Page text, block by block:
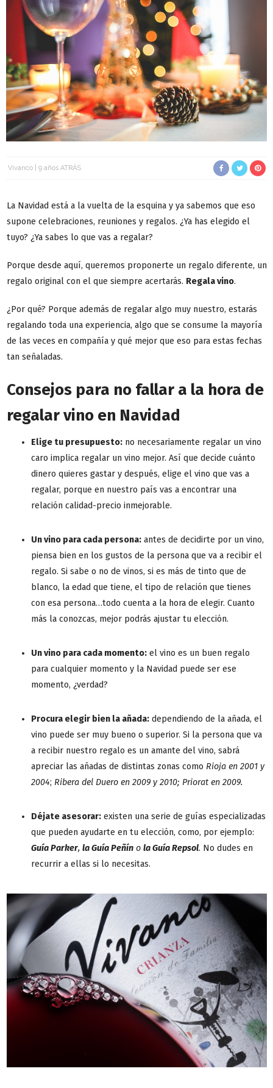
Vivanco 9 años ATRÁS
La Navidad está a la vuelta de la esquina y ya sabemos que eso
supone celebraciones, reuniones y regalos. ¿Ya has elegido el
tuyo? ¿Ya sabes lo que vas a regalar?
Porque desde aquí, queremos proponerte un regalo diferente, un
regalo original con el que siempre acertarás. Regala vino.
¿Por qué? Porque además de regalar algo muy nuestro, estarás
regalando toda una experiencia, algo que se consume la mayoría
de las veces en compañía y qué mejor que eso para estas fechas
tan señaladas.
Consejos para no fallar a la hora de
regalar vino en Navidad
Elige tu presupuesto: no necesariamente regalar un vino
caro implica regalar un vino mejor. Así que decide cuánto
dinero quieres gastar y después, elige el vino que vas a
regalar, porque en nuestro país vas a encontrar una
relación calidad-precio inmejorable.
Un vino para cada persona: antes de decidirte por un vino,
piensa bien en los gustos de la persona que va a recibir el
regalo. Si sabe o no de vinos, si es más de tinto que de
blanco, la edad que tiene, el tipo de relación que tienes
con esa persona…todo cuenta a la hora de elegir. Cuanto
más la conozcas, mejor podrás ajustar tu elección.
Un vino para cada momento: el vino es un buen regalo
para cualquier momento y la Navidad puede ser ese
momento, ¿verdad?
Procura elegir bien la añada: dependiendo de la añada, el
vino puede ser muy bueno o superior. Si la persona que va
a recibir nuestro regalo es un amante del vino, sabrá
apreciar las añadas de distintas zonas como Rioja en 2001 y
2004; Ribera del Duero en 2009 y 2010; Priorat en 2009.
Déjate asesorar: existen una serie de guías especializadas
que pueden ayudarte en tu elección, como, por ejemplo:
Guía Parker, la Guía Peñín o la Guía Repsol. No dudes en
recurrir a ellas si lo necesitas.